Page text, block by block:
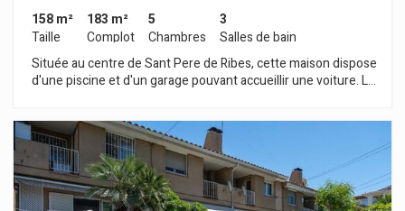
158 m²
Taille
183 m²
Complot
5
Chambres
3
Salles de bain
Située au centre de Sant Pere de Ribes, cette maison dispose
d'une piscine et d'un garage pouvant accueillir une voiture. La
avec accès à une terrasse, à la piscine et à un espace
barbecue. On y trouve également une cuisine indépendante,
une buanderie et des toilettes. L'étage supérieur est consacré
à l'espace nuit, comprenant trois chambres doubles (toutes
avec vue sur l'extérieur) et une salle de bain complète. Toutes